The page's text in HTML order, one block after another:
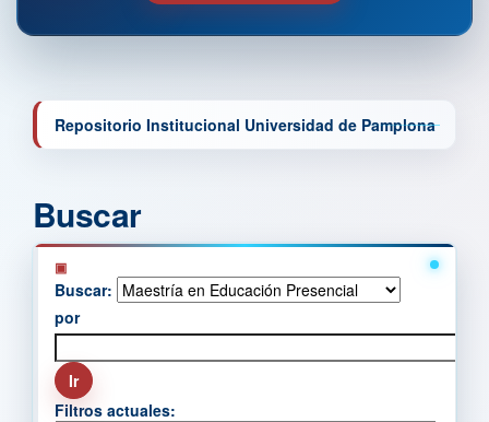
Repositorio Institucional Universidad de Pamplona
Buscar
Buscar:
por
Filtros actuales: